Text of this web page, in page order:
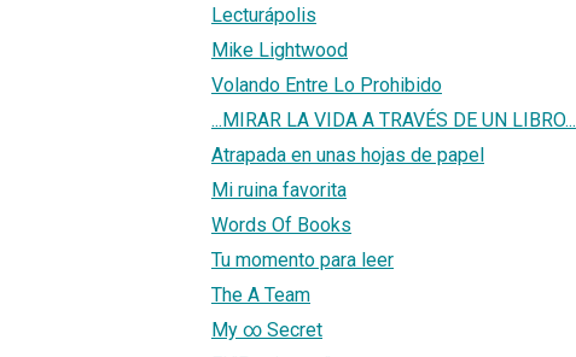
Lecturápolis
Mike Lightwood
Volando Entre Lo Prohibido
...MIRAR LA VIDA A TRAVÉS DE UN LIBRO...
Atrapada en unas hojas de papel
Mi ruina favorita
Words Of Books
Tu momento para leer
The A Team
My ∞ Secret